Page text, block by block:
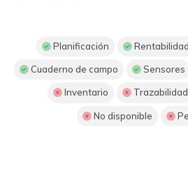
Planificación Rentabilidad
Cuaderno de campo Sensores
Inventario Trazabilidad
No disponible